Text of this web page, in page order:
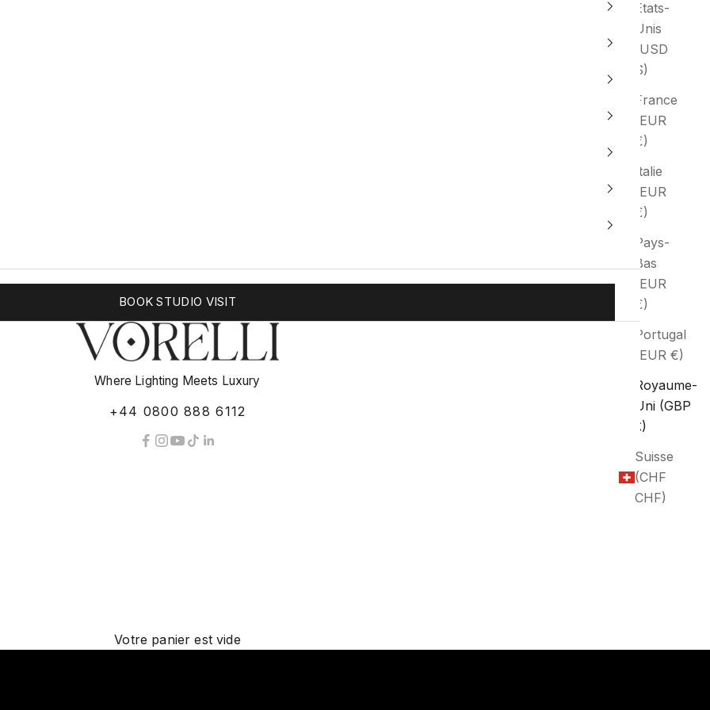
États-
Unis
(USD
$)
France
(EUR
€)
Italie
(EUR
€)
Pays-
Bas
(EUR
€)
Portugal
(EUR €)
Royaume-
Uni (GBP
£)
Suisse
(CHF
CHF)
BOOK STUDIO VISIT
Where Lighting Meets Luxury
+44 0800 888 6112
Votre panier est vide
DISCOVER LUXURY LIGHTING